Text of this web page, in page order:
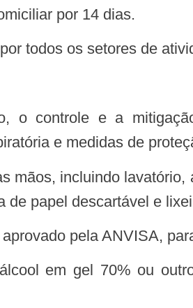
por 14 dias.
todos os setores de
e medidas de
papel descartável e
pela ANVISA,